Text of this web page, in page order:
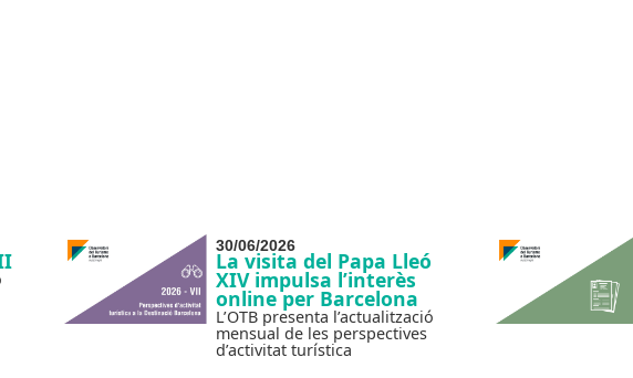
30/06/2026
La visita del Papa Lleó
XIV impulsa l’interès
online per Barcelona
L’OTB presenta l’actualització
mensual de les perspectives
d’activitat turística